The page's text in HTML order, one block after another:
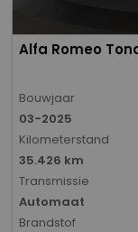
Alfa Romeo
Bouwjaar
03-2025
Kilometerstand
35.426 km
Transmissie
Automaat
Brandstof